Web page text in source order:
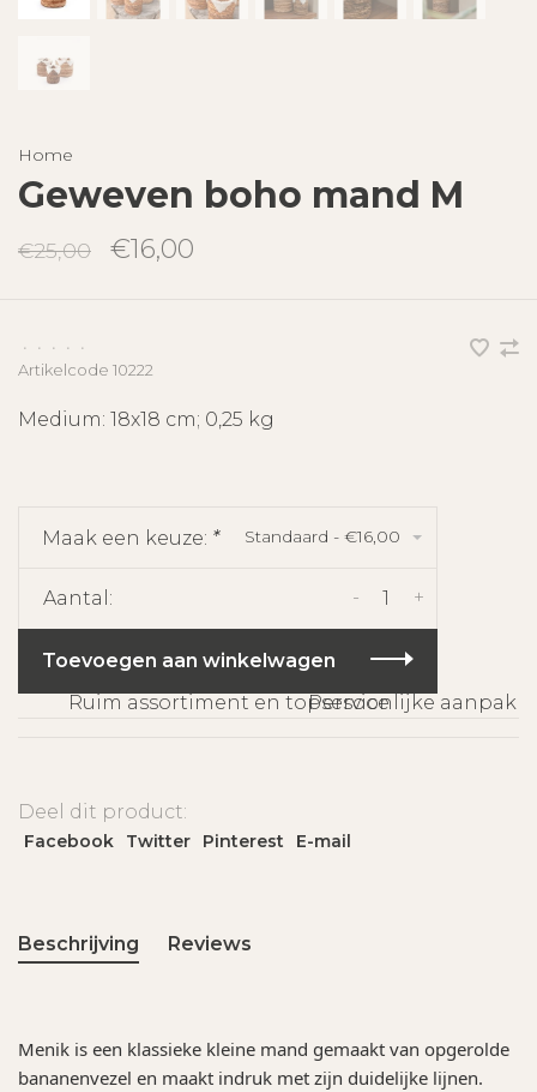
Home
Geweven boho mand M
€25,00 €16,00
• • • •
•
Artikelcode 10222
Medium: 18x18 cm; 0,25 kg
Maak een keuze: * Standaard - €16,00
Aantal: +
-
Toevoegen aan winkelwagen
Ruim assortiment en topservicePersoonlijke aanpak
Deel dit product:
Facebook Twitter Pinterest E-mail
Beschrijving Reviews
Menik is een klassieke kleine mand gemaakt van opgerolde
bananenvezel en maakt indruk met zijn duidelijke lijnen.